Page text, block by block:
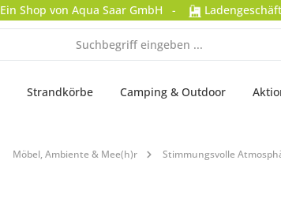
Ein Shop von Aqua Saar GmbH -
Strandkörbe Camping & Outdoor
Möbel, Ambiente & Mee(h)r Stimmungsvolle